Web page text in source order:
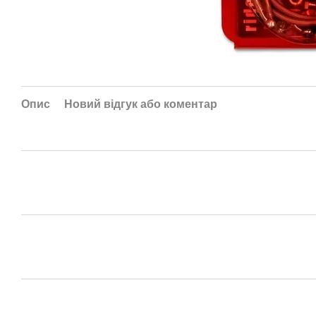
Опис Новий відгук або коментар